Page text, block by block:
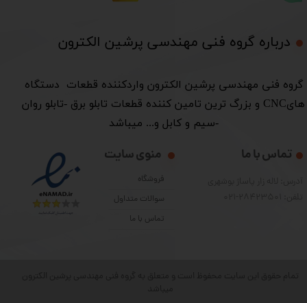
درباره گروه فنی مهندسی پرشین الکترون​​​​​​​
​گروه فنی مهندسی پرشین الکترون واردکننده قطعات دستگاه
هایCNC و بزرگ ترین تامین کننده قطعات تابلو برق -تابلو روان
-سیم و کابل و... میباشد
منوی سایت
فروشگاه
سوالات متداول
تماس با ما
تماس با ما